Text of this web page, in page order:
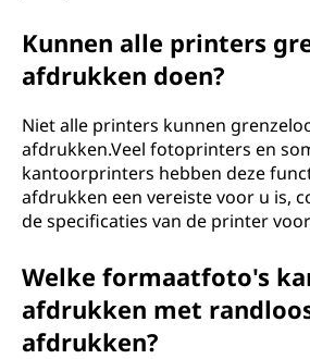
Kunnen alle printers
afdrukken doen?
Niet alle printers kunnen
afdrukken.Veel fotoprinters en
kantoorprinters hebben deze
afdrukken een vereiste voor u is,
de specificaties van de printer
Welke formaatfoto's
afdrukken met
afdrukken?